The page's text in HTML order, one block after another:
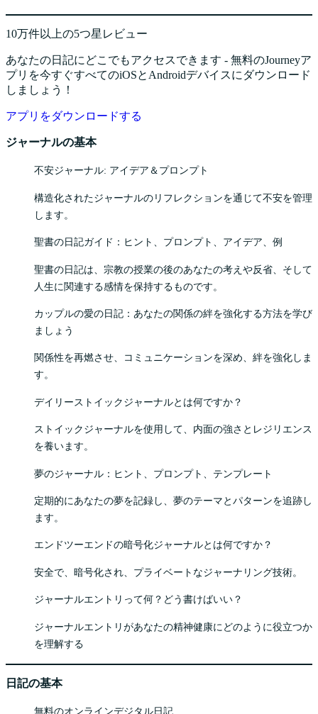
10万件以上の5つ星レビュー
あなたの日記にどこでもアクセスできます - 無料のJourneyア
プリを今すぐすべてのiOSとAndroidデバイスにダウンロード
しましょう！
アプリをダウンロードする
ジャーナルの基本
不安ジャーナル: アイデア＆プロンプト
構造化されたジャーナルのリフレクションを通じて不安を管理
します。
聖書の日記ガイド：ヒント、プロンプト、アイデア、例
聖書の日記は、宗教の授業の後のあなたの考えや反省、そして
人生に関連する感情を保持するものです。
カップルの愛の日記：あなたの関係の絆を強化する方法を学び
ましょう
関係性を再燃させ、コミュニケーションを深め、絆を強化しま
す。
デイリーストイックジャーナルとは何ですか？
ストイックジャーナルを使用して、内面の強さとレジリエンス
を養います。
夢のジャーナル：ヒント、プロンプト、テンプレート
定期的にあなたの夢を記録し、夢のテーマとパターンを追跡し
ます。
エンドツーエンドの暗号化ジャーナルとは何ですか？
安全で、暗号化され、プライベートなジャーナリング技術。
ジャーナルエントリって何？どう書けばいい？
ジャーナルエントリがあなたの精神健康にどのように役立つか
を理解する
日記の基本
無料のオンラインデジタル日記